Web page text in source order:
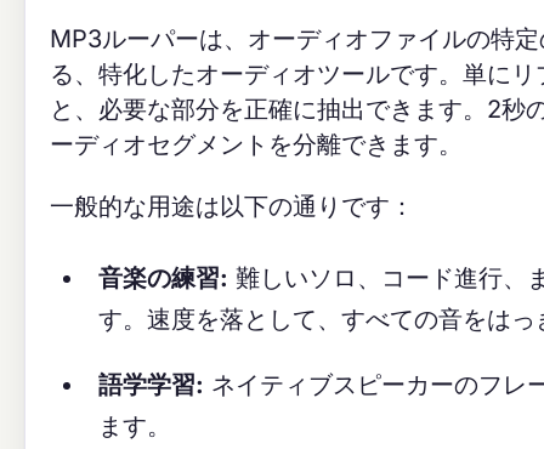
MP3ルーパーは、オーディオファイルの特
る、特化したオーディオツールです。単に
と、必要な部分を正確に抽出できます。2
ーディオセグメントを分離できます。
一般的な用途は以下の通りです：
音楽の練習: 難しいソロ、コード進行、
す。速度を落として、すべての音をは
語学学習: ネイティブスピーカーのフレ
ます。